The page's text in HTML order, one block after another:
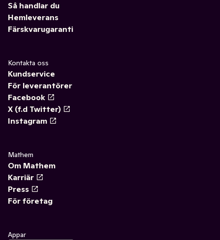
Så handlar du
Hemleverans
Färskvarugaranti
Kontakta oss
Kundservice
För leverantörer
Facebook
X (f.d Twitter)
Instagram
Mathem
Om Mathem
Karriär
Press
För företag
Appar